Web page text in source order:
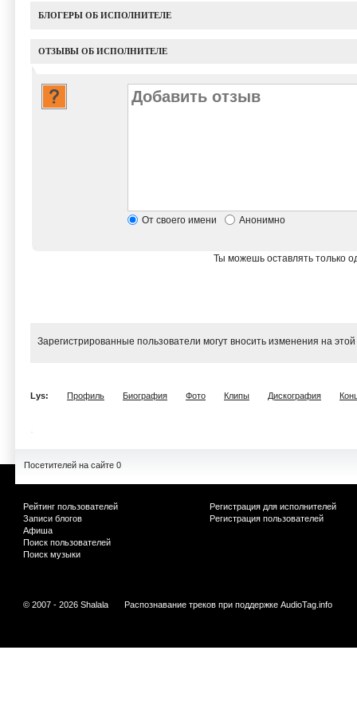
БЛОГЕРЫ ОБ ИСПОЛНИТЕЛЕ
ОТЗЫВЫ ОБ ИСПОЛНИТЕЛЕ
От своего имени Анонимно
Ты можешь оставлять только
Зарегистрированные пользователи могут вносить изменения на
Lys: Профиль Биография Фото Клипы Дискография
Посетителей на сайте 0
Рейтинг пользователей
Записи блогов
Афиша
Поиск пользователей
Поиск музыки
Регистрация для исполнителей
Регистрация пользователей
© 2007 - 2026 Shalala Распознавание треков при поддержке AudioTag.info